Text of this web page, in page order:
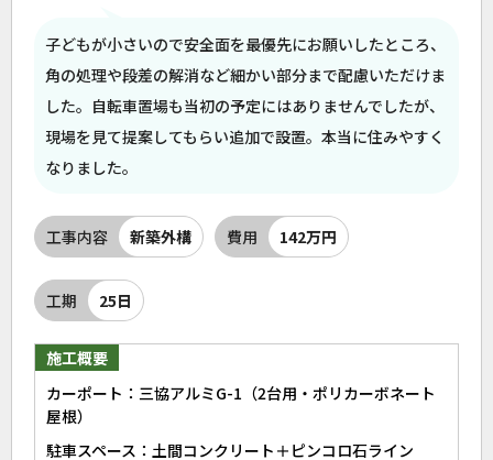
子どもが小さいので安全面を最優先にお願いしたところ、
角の処理や段差の解消など細かい部分まで配慮いただけま
した。自転車置場も当初の予定にはありませんでしたが、
現場を見て提案してもらい追加で設置。本当に住みやすく
なりました。
工事内容 新築外構 費用 142万円
工期 25日
施工概要
カーポート：三協アルミG-1（2台用・ポリカーボネート
屋根）
駐車スペース：土間コンクリート＋ピンコロ石ライン